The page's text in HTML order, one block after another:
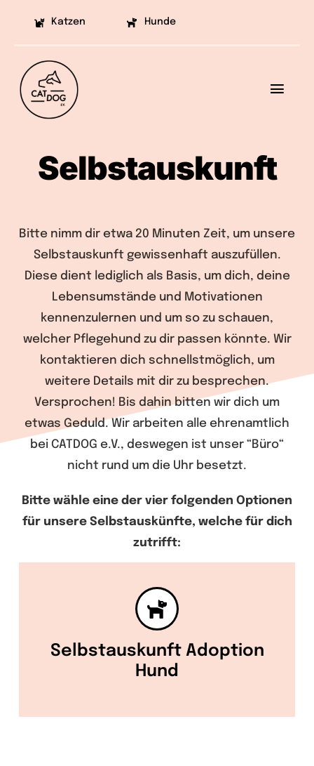
Katzen Hunde
Projekte
Helfen
Vermittlung
Warenkorb
Selbstauskunft
Bitte nimm dir etwa 20 Minuten Zeit, um unsere
Selbstauskunft gewissenhaft auszufüllen.
Diese dient lediglich als Basis, um dich, deine
Lebensumstände und Motivationen
kennenzulernen und um so zu schauen,
welcher Pflegehund zu dir passen könnte. Wir
kontaktieren dich schnellstmöglich, um
weitere Details mit dir zu besprechen.
Versprochen! Bis dahin bitten wir dich um
etwas Geduld. Wir arbeiten alle ehrenamtlich
bei CATDOG e.V., deswegen ist unser “Büro“
nicht rund um die Uhr besetzt.
Bitte wähle eine der vier folgenden Optionen
für unsere Selbstauskünfte, welche für dich
zutrifft:
Selbstauskunft Adoption
Hund